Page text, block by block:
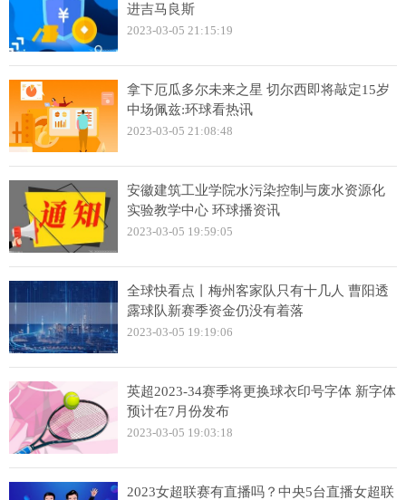
进吉马良斯
2023-03-05 21:15:19
拿下厄瓜多尔未来之星 切尔西即将敲定15岁
中场佩兹:环球看热讯
2023-03-05 21:08:48
安徽建筑工业学院水污染控制与废水资源化
实验教学中心 环球播资讯
2023-03-05 19:59:05
全球快看点丨梅州客家队只有十几人 曹阳透
露球队新赛季资金仍没有着落
2023-03-05 19:19:06
英超2023-34赛季将更换球衣印号字体 新字体
预计在7月份发布
2023-03-05 19:03:18
2023女超联赛有直播吗？中央5台直播女超联